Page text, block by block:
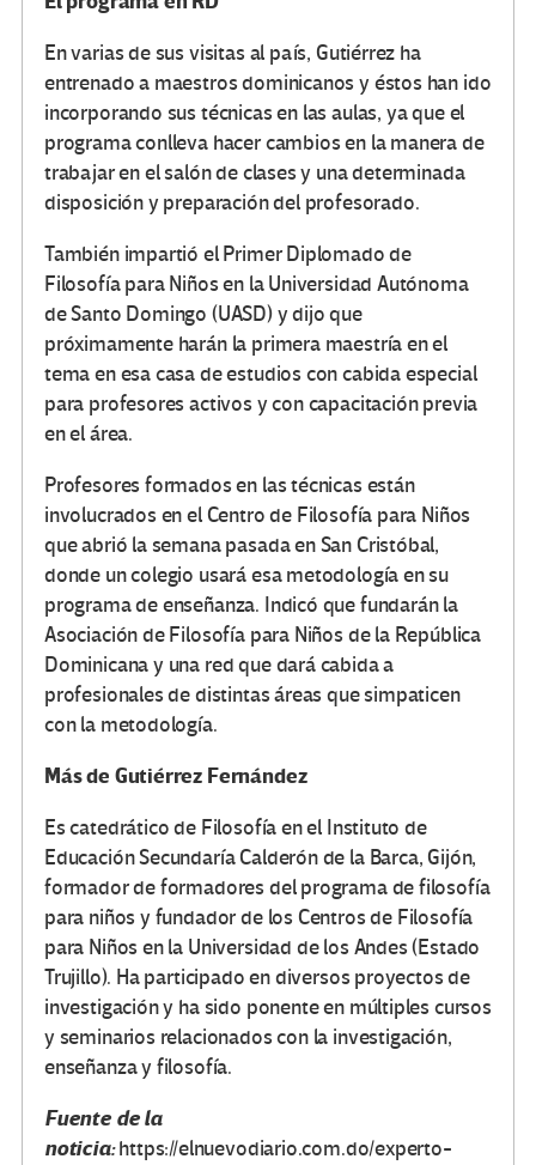
En varias de sus visitas al país, Gutiérrez ha
entrenado a maestros dominicanos y éstos han ido
incorporando sus técnicas en las aulas, ya que el
programa conlleva hacer cambios en la manera de
trabajar en el salón de clases y una determinada
disposición y preparación del profesorado.
También impartió el Primer Diplomado de
Filosofía para Niños en la Universidad Autónoma
de Santo Domingo (UASD) y dijo que
próximamente harán la primera maestría en el
tema en esa casa de estudios con cabida especial
para profesores activos y con capacitación previa
en el área.
Profesores formados en las técnicas están
involucrados en el Centro de Filosofía para Niños
que abrió la semana pasada en San Cristóbal,
donde un colegio usará esa metodología en su
programa de enseñanza. Indicó que fundarán la
Asociación de Filosofía para Niños de la República
Dominicana y una red que dará cabida a
profesionales de distintas áreas que simpaticen
con la metodología.
Más de Gutiérrez Fernández
Es catedrático de Filosofía en el Instituto de
Educación Secundaría Calderón de la Barca, Gijón,
formador de formadores del programa de filosofía
para niños y fundador de los Centros de Filosofía
para Niños en la Universidad de los Andes (Estado
Trujillo). Ha participado en diversos proyectos de
investigación y ha sido ponente en múltiples cursos
y seminarios relacionados con la investigación,
enseñanza y filosofía.
Fuente de la
noticia:https://elnuevodiario.com.do/experto-